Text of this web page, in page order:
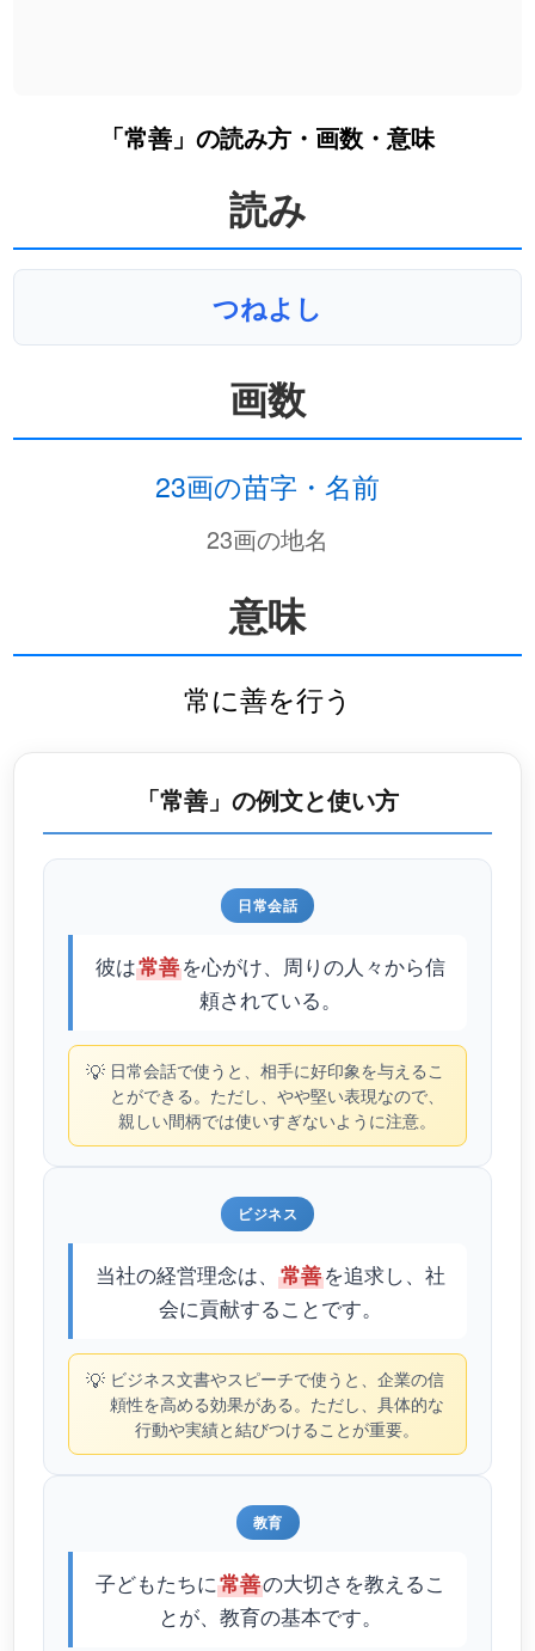
「常善」の読み方・画数・意味
読み
つねよし
画数
23画の苗字・名前
23画の地名
意味
常に善を行う
「常善」の例文と使い方
日常会話
彼は常善を心がけ、周りの人々から信
頼されている。
💡 日常会話で使うと、相手に好印象を与えるこ
とができる。ただし、やや堅い表現なので、
親しい間柄では使いすぎないように注意。
ビジネス
当社の経営理念は、 常善を追求し、社
会に貢献することです。
💡 ビジネス文書やスピーチで使うと、企業の信
頼性を高める効果がある。ただし、具体的な
行動や実績と結びつけることが重要。
教育
子どもたちに常善の大切さを教えるこ
とが、教育の基本です。